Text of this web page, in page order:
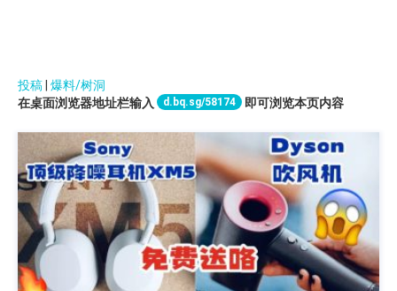
投稿 爆料/树洞
在桌面浏览器地址栏输入
d.bq.sg/58174 即可浏览本页内容